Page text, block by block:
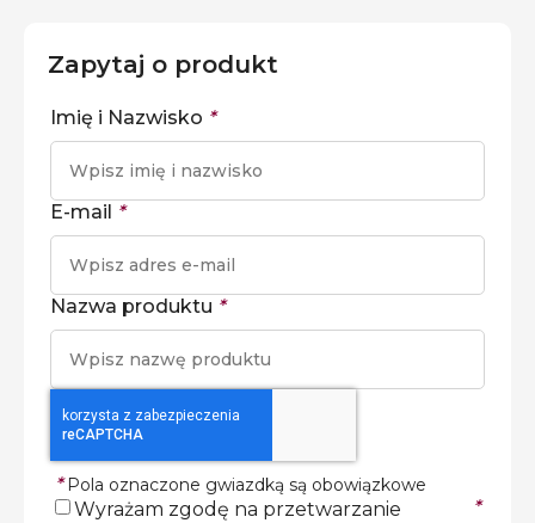
Zapytaj o produkt
Imię i Nazwisko *
E-mail *
Nazwa produktu *
* Pola oznaczone gwiazdką są obowiązkowe
Wyrażam zgodę na przetwarzanie
*